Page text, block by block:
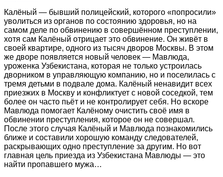
Калёный — бывший полицейский, которого «попросили»
уволиться из органов по состоянию здоровья, но на
самом деле по обвинению в совершённом преступлении,
хотя сам Калёный отрицает это обвинение. Он живёт в
своей квартире, одного из тысяч дворов Москвы. В этом
же дворе появляется новый человек — Мавлюда,
уроженка Узбекистана, которая не только устроилась
дворником в управляющую компанию, но и поселилась с
тремя детьми в подвале дома. Калёный ненавидит всех
приезжих в Москву и конфликтует с новой соседкой, тем
более он часто пьёт и не контролирует себя. Но вскоре
Мавлюда помогает Калёному очистить своё имя в
обвинении преступления, которое он не совершал.
После этого случая Калёный и Мавлюда познакомились
ближе и составили хорошую команду следователей,
раскрывающих одно преступление за другим. Но вот
главная цель приезда из Узбекистана Мавлюды — это
найти пропавшего мужа…